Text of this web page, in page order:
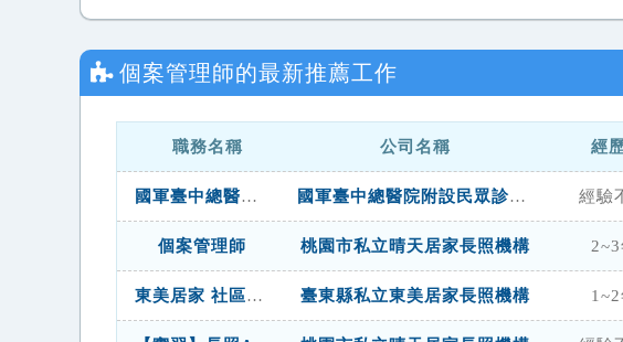
個案管理師的最新推薦工作
職務名稱 公司名稱 經
國軍臺中總醫院招聘公告醫務企劃管理室聘請健康台灣深耕計畫 定期契約師級專業人員(在宅醫療個管師)1員 國軍臺中總醫院附設民眾診療服務處 經驗
個案管理師 桃園市私立晴天居家長照機構
東美居家 社區整合型服務中心(A)個管 臺東縣私立東美居家長照機構